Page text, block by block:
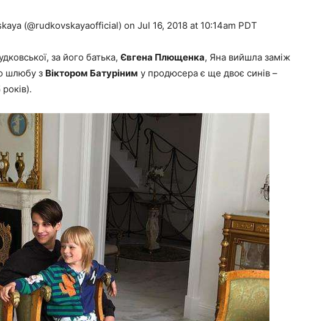
(@rudkovskayaofficial) on Jul 16, 2018 at 10:14am PDT
за його батька, Євгена Плющенка, Яна вийшла заміж
шлюбу з Віктором Батуріним у продюсера є ще двоє синів –
років).